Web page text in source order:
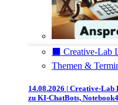
⬛️ Creative-Lab
Themen &
14.08.2026 | Creative-
zu KI-ChatBots,